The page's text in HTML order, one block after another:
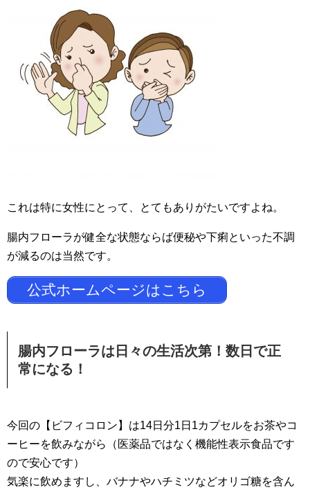
これは特に女性にとって、とてもありがたいですよね。
腸内フローラが健全な状態ならば便秘や下痢といった不調
が減るのは当然です。
公式ホームページはこちら
腸内フローラは日々の生活次第！数日で正
常になる！
今回の【ビフィコロン】は14日分1日1カプセルをお茶やコ
ーヒーを飲みながら（医薬品ではなく機能性表示食品です
ので安心です）
気楽に飲めますし、バナナやハチミツなどオリゴ糖を含ん